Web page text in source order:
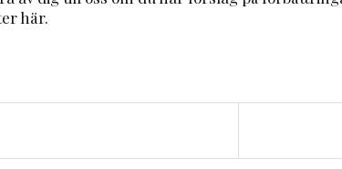
här.